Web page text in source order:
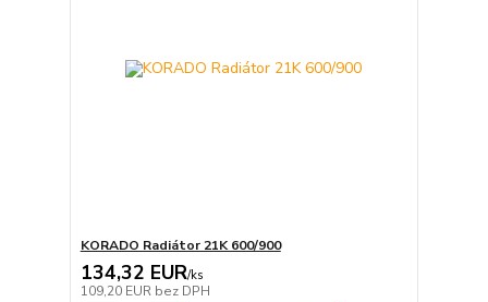
KORADO Radiátor 21K 600/900
134,32 EUR/ks
109,20 EUR bez DPH